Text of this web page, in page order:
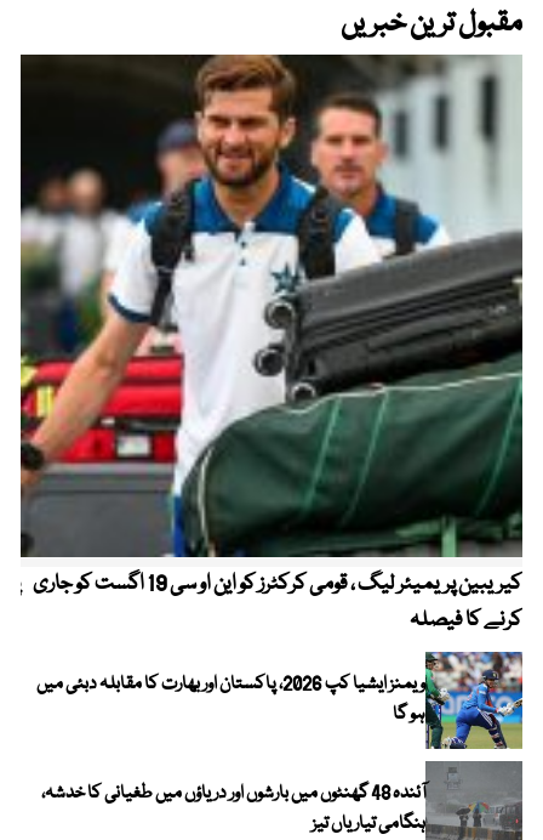
مقبول ترین خبریں
کیریبین پریمیئر لیگ ، قومی کرکٹرز کو این او سی 19 اگست کو جاری
کرنے کا فیصلہ
ویمنز ایشیا کپ 2026، پاکستان اور بھارت کا مقابلہ دبئی میں
ہو گا
آئندہ 48 گھنٹوں میں بارشوں اور دریاؤں میں طغیانی کا خدشہ،
ہنگامی تیاریاں تیز